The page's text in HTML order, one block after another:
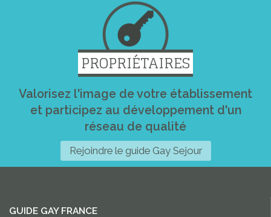
PROPRIÉTAIRES
Valorisez l'image de votre établissement
et participez au développement d'un
réseau de qualité
Rejoindre le guide Gay Sejour
GUIDE GAY FRANCE